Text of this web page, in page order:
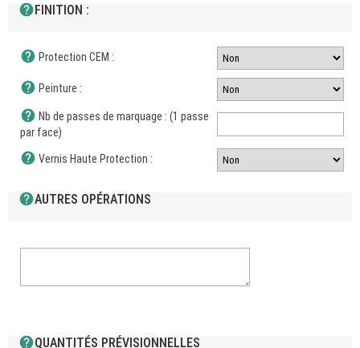
helpFINITION :
help Protection CEM :
help Peinture :
help Nb de passes de marquage : (1 passe
par face)
help Vernis Haute Protection :
helpAUTRES OPÉRATIONS
helpQUANTITÉS PRÉVISIONNELLES